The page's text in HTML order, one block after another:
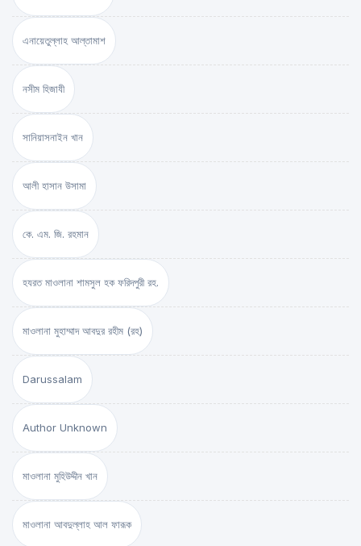
এনায়েতুল্লাহ আল্‌তামাশ
নসীম হিজাযী
সানিয়াসনাইন খান
আলী হাসান উসামা
কে. এম. জি. রহমান
হযরত মাওলানা শামসুল হক ফরিদপুরী রহ.
মাওলানা মুহাম্মাদ আবদুর রহীম (রহ)
Darussalam
Author Unknown
মাওলানা মুহিউদ্দীন খান
মাওলানা আবদুল্লাহ আল ফারূক